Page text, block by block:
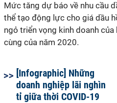
Mức tăng dự báo về nhu cầu
thể tạo động lực cho giá dầu
ngỏ triển vọng kinh doanh
cùng của năm 2020.
[Infographic] Những
doanh nghiệp lãi nghìn
tỉ giữa thời COVID-19